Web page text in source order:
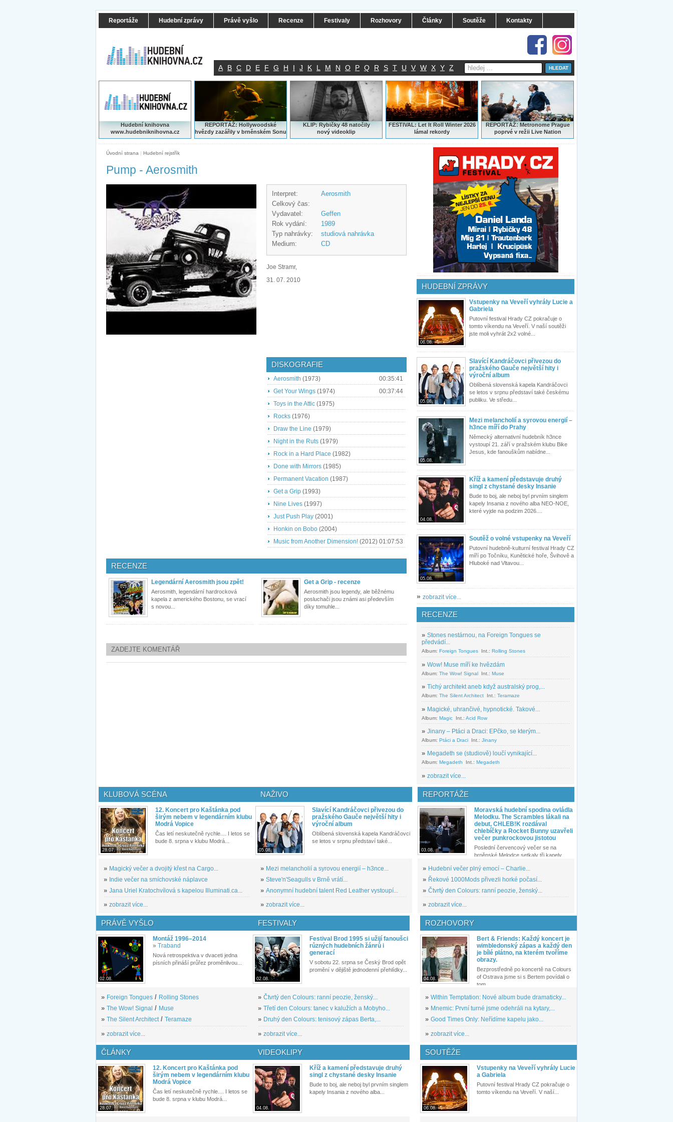
Reportáže Hudební zprávy Právě vyšlo Recenze Festivaly Rozhovory Články Soutěže Kontakty
A B C D E F G H I J K L M N O P Q R S T U V W X Y Z
Hudební knihovna
www.hudebniknihovna.cz
REPORTÁŽ: Hollywoodské
hvězdy zazářily v brněnském Sonu
KLIP: Rybičky 48 natočily
nový videoklip
FESTIVAL: Let It Roll Winter 2026
lámal rekordy
REPORTÁŽ:Metronome Prague
poprvé v režii Live Nation
Úvodní strana | Hudební rejstřík
Pump - Aerosmith
Interpret:
Aerosmith
Celkový čas:
Vydavatel:
Geffen
Rok vydání:
1989
Typ nahrávky:
studiová nahrávka
Medium:
CD
Joe Stramr,
31. 07. 2010
DISKOGRAFIE
Aerosmith (1973)
00:35:41
Get Your Wings (1974)
00:37:44
Toys in the Attic (1975)
Rocks (1976)
Draw the Line (1979)
Night in the Ruts (1979)
Rock in a Hard Place (1982)
Done with Mirrors (1985)
Permanent Vacation (1987)
Get a Grip (1993)
Nine Lives (1997)
Just Push Play (2001)
Honkin on Bobo (2004)
Music from Another Dimension! (2012) 01:07:53
RECENZE
Legendární Aerosmith jsou zpět!
Aerosmith, legendární hardrocková
kapela z amerického Bostonu, se vrací
s novou...
Get a Grip - recenze
Aerosmith jsou legendy, ale běžnému
posluchači jsou známi asi především
díky tomuhle...
ZADEJTE KOMENTÁŘ
HUDEBNÍ ZPRÁVY
06.08.
Vstupenky na Veveří vyhrály Lucie a
Gabriela
Putovní festival Hrady CZ pokračuje o
tomto víkendu na Veveří. V naší soutěži
jste moli vyhrát 2x2 volné...
05.08.
Slavící Kandráčovci přivezou do
pražského Gauče největší hity i
výroční album
Oblíbená slovenská kapela Kandráčovci
se letos v srpnu představí také českému
publiku. Ve středu...
05.08.
Mezi melancholií a syrovou energií –
h3nce míří do Prahy
Německý alternativní hudebník h3nce
vystoupí 21. září v pražském klubu Bike
Jesus, kde fanouškům nabídne...
04.08.
Kříž a kamení představuje druhý
singl z chystané desky Insanie
Bude to boj, ale neboj byl prvním singlem
kapely Insania z nového alba NEO-NOE,
které vyjde na podzim 2026....
05.08.
Soutěž o volné vstupenky na Veveří
Putovní hudebně-kulturní festival Hrady CZ
míří po Točníku, Kunětické hoře, Švihově a
Hluboké nad Vltavou...
» zobrazit více...
RECENZE
» Stones nestárnou, na Foreign Tongues se
předvádí...
Album: Foreign Tongues Int.: Rolling Stones
» Wow! Muse míří ke hvězdám
Album: The Wow! Signal Int.: Muse
» Tichý architekt aneb když australský prog,...
Album: The Silent Architect Int.: Teramaze
» Magické, uhrančivé, hypnotické. Takové...
Album: Magic Int.: Acid Row
» Jinany – Ptáci a Draci: EPčko, se kterým...
Album: Ptáci a Draci Int.: Jinany
» Megadeth se (studiově) loučí vynikající...
Album: Megadeth Int.: Megadeth
» zobrazit více...
KLUBOVÁ SCÉNA
28.07.
12. Koncert pro Kaštánka pod
širým nebem v legendárním klubu
Modrá Vopice
Čas letí neskutečně rychle.... I letos se
bude 8. srpna v klubu Modrá...
» Magický večer a dvojitý křest na Cargo...
» Indie večer na smíchovské náplavce
» Jana Uriel Kratochvílová s kapelou Illuminati.ca...
» zobrazit více...
NAŽIVO
05.08.
Slavící Kandráčovci přivezou do
pražského Gauče největší hity i
výroční album
Oblíbená slovenská kapela Kandráčovci
se letos v srpnu představí také...
» Mezi melancholií a syrovou energií – h3nce...
» Steve'n'Seagulls v Brně vrátí...
» Anonymní hudební talent Red Leather vystoupí...
» zobrazit více...
REPORTÁŽE
03.08.
Moravská hudební spodina ovládla
Melodku. The Scrambles lákali na
debut, CHLEB!K rozdával
chlebíčky a Rocket Bunny uzavřeli
večer punkrockovou jistotou
Poslední červencový večer se na
brněnské Melodce setkaly tři kapely...
» Hudební večer plný emocí – Charlie...
» Řekové 1000Mods přivezli horké počasí...
» Čtvrtý den Colours: ranní peozie, ženský...
» zobrazit více...
PRÁVĚ VYŠLO
02.08.
Montáž 1996–2014
» Traband
Nová retrospektiva v dvaceti jedna
písních přináší průřez proměnlivou...
» Foreign Tongues / Rolling Stones
» The Wow! Signal / Muse
» The Silent Architect/ Teramaze
» zobrazit více...
FESTIVALY
02.08.
Festival Brod 1995 si užijí fanoušci
různých hudebních žánrů i
generací
V sobotu 22. srpna se Český Brod opět
promění v dějiště jednodenní přehlídky...
» Čtvrtý den Colours: ranní peozie, ženský...
» Třetí den Colours: tanec v kalužích a Mobyho...
» Druhý den Colours: tenisový zápas Berta,...
» zobrazit více...
ROZHOVORY
04.08.
Bert & Friends: Každý koncert je
wimbledonský zápas a každý den
je bílé plátno, na kterém tvoříme
obrazy.
Bezprostředně po koncertě na Colours
of Ostrava jsme si s Bertem povídali o
tom,...
» Within Temptation: Nové album bude dramaticky...
» Mnemic: První turné jsme odehráli na kytary,...
» Good Times Only: Neřídíme kapelu jako...
» zobrazit více...
ČLÁNKY
28.07.
12. Koncert pro Kaštánka pod
širým nebem v legendárním klubu
Modrá Vopice
Čas letí neskutečně rychle.... I letos se
bude 8. srpna v klubu Modrá...
VIDEOKLIPY
04.08.
Kříž a kamení představuje druhý
singl z chystané desky Insanie
Bude to boj, ale neboj byl prvním singlem
kapely Insania z nového alba...
SOUTĚŽE
06.08.
Vstupenky na Veveří vyhrály Lucie
a Gabriela
Putovní festival Hrady CZ pokračuje o
tomto víkendu na Veveří. V naší...